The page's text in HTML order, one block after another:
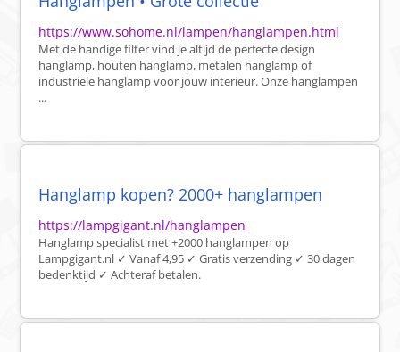
https://www.sohome.nl/lampen/hanglampen.html
Met de handige filter vind je altijd de perfecte design
hanglamp, houten hanglamp, metalen hanglamp of
industriële hanglamp voor jouw interieur. Onze hanglampen
...
Hanglamp kopen? 2000+ hanglampen
https://lampgigant.nl/hanglampen
Hanglamp specialist met +2000 hanglampen op
Lampgigant.nl ✓ Vanaf 4,95 ✓ Gratis verzending ✓ 30 dagen
bedenktijd ✓ Achteraf betalen.